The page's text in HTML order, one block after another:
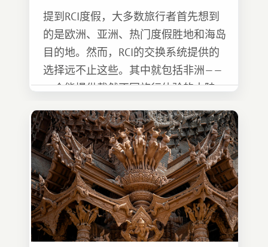
提到RCI度假，大多数旅行者首先想到
的是欧洲、亚洲、热门度假胜地和海岛
目的地。然而，RCI的交换系统提供的
选择远不止这些。其中就包括非洲——
一个能提供截然不同旅行体验的大陆。